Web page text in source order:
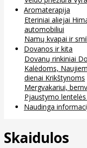
Aromaterapija
Eteriniai aliejai
automobiliui
Namų kvapai ir
Dovanos ir kita
Dovanų rinkiniai
Kalėdoms,
dienai Krikštynoms
Mergvakariui,
Pjaustymo lentelės
Naudinga
Skaidulos